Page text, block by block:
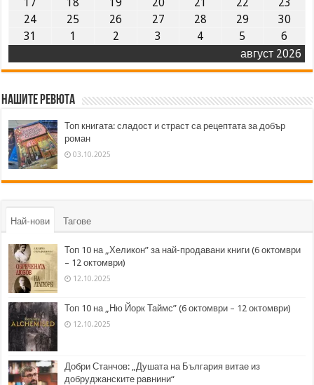
август 2026
24
25 26 27 28 29
30
31
1 2 3 4 5 6
Нашите ревюта
Топ книгата: сладост и страст са рецептата за добър
роман
03.10.2025
Най-нови Тагове
Топ 10 на „Хеликон” за най-продавани книги (6 октомври
– 12 октомври)
12.10.2025
Топ 10 на „Ню Йорк Таймс” (6 октомври – 12 октомври)
12.10.2025
Добри Станчов: „Душата на България витае из
добруджанските равнини“